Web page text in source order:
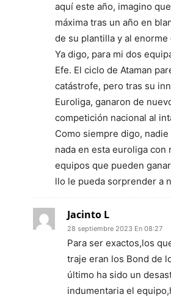
aquí este año, imagino
máxima tras un año en
de su plantilla y al enorme
Ya digo, para mi dos
Efe. El ciclo de Ataman
catástrofe, pero tras su
Euroliga, ganaron de
competición nacional al
Como siempre digo,
nada en esta euroliga con
equipos que pueden
llo le pueda sorprender a
Jacinto L
28 septiembre 2023 En 08:27
Para ser exactos,los
traje eran los Bond de
último ha sido un
indumentaria el